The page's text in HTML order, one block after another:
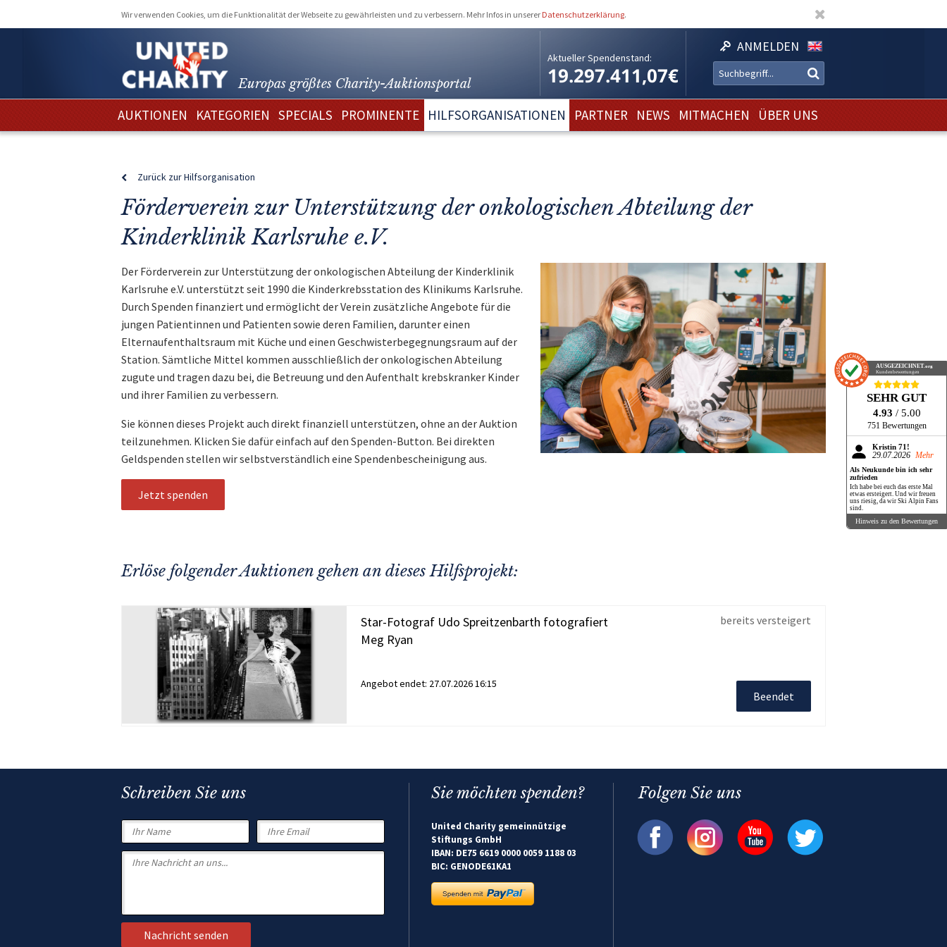
Wir verwenden Cookies, um die Funktionalität der Webseite zu gewährleisten und zu verbessern. Mehr Infos in unserer Datenschutzerklärung.
Europas größtes Charity-Auktionsportal
Aktueller Spendenstand:
19.297.411,07€
ANMELDEN
AUKTIONEN KATEGORIEN SPECIALS PROMINENTE HILFSORGANISATIONEN PARTNER NEWS MITMACHEN ÜBER UNS
Zurück zur Hilfsorganisation
Förderverein zur Unterstützung der onkologischen Abteilung der
Kinderklinik Karlsruhe e.V.
Der Förderverein zur Unterstützung der onkologischen Abteilung der Kinderklinik
Karlsruhe e.V. unterstützt seit 1990 die Kinderkrebsstation des Klinikums Karlsruhe.
Durch Spenden finanziert und ermöglicht der Verein zusätzliche Angebote für die
jungen Patientinnen und Patienten sowie deren Familien, darunter einen
Elternaufenthaltsraum mit Küche und einen Geschwisterbegegnungsraum auf der
Station. Sämtliche Mittel kommen ausschließlich der onkologischen Abteilung
zugute und tragen dazu bei, die Betreuung und den Aufenthalt krebskranker Kinder
und ihrer Familien zu verbessern.
Sie können dieses Projekt auch direkt finanziell unterstützen, ohne an der Auktion
teilzunehmen. Klicken Sie dafür einfach auf den Spenden-Button. Bei direkten
Geldspenden stellen wir selbstverständlich eine Spendenbescheinigung aus.
Jetzt spenden
Erlöse folgender Auktionen gehen an dieses Hilfsprojekt:
Star-Fotograf Udo Spreitzenbarth fotografiert
Meg Ryan
bereits versteigert
Angebot endet: 27.07.2026 16:15
Beendet
Schreiben Sie uns Sie möchten spenden?
United Charity gemeinnützige
Stiftungs GmbH
IBAN: DE75 6619 0000 0059 1188 03
BIC: GENODE61KA1
Folgen Sie uns
AUSGEZEICHNET .org
Kundenbewertungen
SEHR GUT
4.93 / 5.00
751 Bewertungen
Kristin 71!
29.07.2026 Mehr
Als Neukunde bin ich sehr
zufrieden
Ich habe bei euch das erste Mal
etwas ersteigert. Und wir freuen
uns riesig, da wir Ski Alpin Fans
sind.
Hinweis zu den Bewertungen